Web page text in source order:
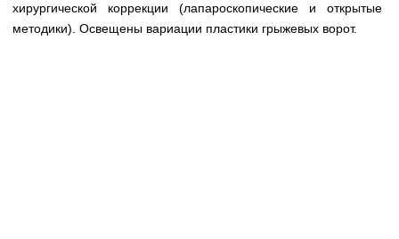
хирургической коррекции (лапароскопические и открытые
методики). Освещены вариации пластики грыжевых ворот.